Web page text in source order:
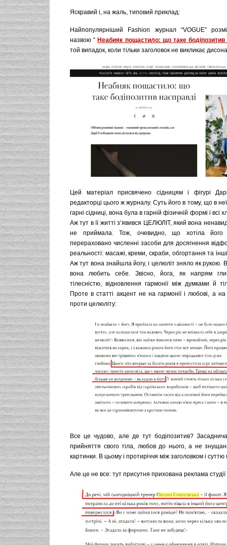
Яскравий і, на жаль, типовий приклад:
Найпопулярніший Fashion журнал “VOGUE”
назвою “ Неабияк пощастило: що таке бодіпозитив
той випадок, коли тільки заголовок не викликає
Цей матеріал присвячено сідницям і фігурі
редакторці цього ж журналу. Суть його в тому, що в
гарні сідниці, вона була в гарній фізичній формі і всі
Аж тут в її житті з’явився ЦЕЛЮЛІТ, який вона
не приймала. Тож, очевидно, що хотіла його
перераховано численні засоби для досягнення
реальності: масажі, креми, скраби, обгортання та
Аж тут вона знайшла йогу, і целюліт зняло як рукою.
вона любить себе. Звісно, йога, як напрям
тілесністю, відновлення гармонії між думками й
Проте в статті акцент не на гармонії і любові, а
проти целюліту:
Все це чудово, але де тут бодіпозитив? Засаднича
прийняття свого тіла, любов до нього, а не
картинки. В цьому і протиріччя між заголовком і суттю
Але це не все: тут присутня прихована реклама студії